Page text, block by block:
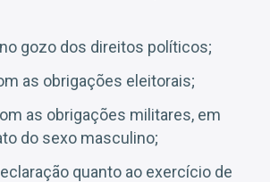
gozo dos direitos políticos;
as obrigações eleitorais;
as obrigações militares, em
do sexo masculino;
quanto ao exercício de